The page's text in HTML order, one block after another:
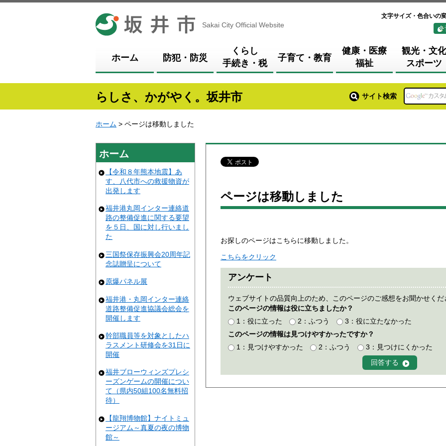
坂井市
Sakai City Official Website
文字サイズ・色合いの
ホーム 防犯・防災
くらし
手続き・税
子育て・教育
健康・医療
福祉
観光・文化
スポーツ
らしさ、かがやく。坂井市 サイト検索
ホーム > ページは移動しました
ホーム
【令和８年熊本地震】あ
す、八代市への救援物資が
出発します
福井港丸岡インター連絡道
路の整備促進に関する要望
を５日、国に対し行いまし
た
三国祭保存振興会20周年記
念誌贈呈について
原爆パネル展
福井港・丸岡インター連絡
道路整備促進協議会総会を
開催します
幹部職員等を対象としたハ
ラスメント研修会を31日に
開催
福井ブローウィンズプレシ
ーズンゲームの開催につい
て（県内50組100名無料招
待）
【龍翔博物館】ナイトミュ
ージアム～真夏の夜の博物
館～
ページは移動しました
お探しのページはこちらに移動しました。
こちらをクリック
アンケート
ウェブサイトの品質向上のため、このページのご感想をお聞かせくだ
このページの情報は役に立ちましたか？
1：役に立った
2：ふつう
3：役に立たなかった
このページの情報は見つけやすかったですか？
1：見つけやすかった
2：ふつう 3：見つけにくかった